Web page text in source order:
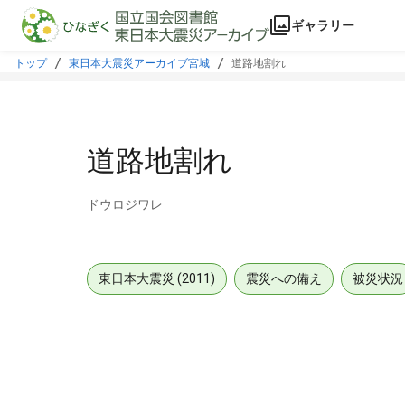
本文に飛ぶ
ギャラリー
トップ 東日本大震災アーカイブ宮城 道路地割れ
道路地割れ
ドウロジワレ
東日本大震災 (2011) 震災への備え 被災状況